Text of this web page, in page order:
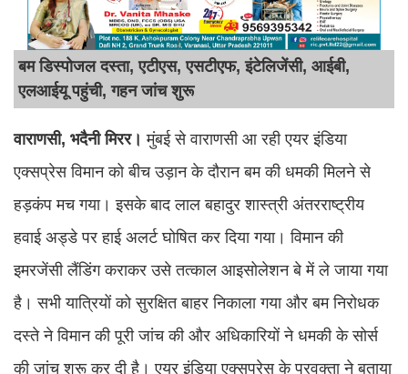
बम डिस्पोजल दस्ता, एटीएस, एसटीएफ, इंटेलिजेंसी, आईबी,
एलआईयू पहुंची, गहन जांच शुरू
वाराणसी, भदैनी मिरर।मुंबई से वाराणसी आ रही एयर इंडिया
एक्सप्रेस विमान को बीच उड़ान के दौरान बम की धमकी मिलने से
हड़कंप मच गया। इसके बाद लाल बहादुर शास्त्री अंतरराष्ट्रीय
हवाई अड्डे पर हाई अलर्ट घोषित कर दिया गया। विमान की
इमरजेंसी लैंडिंग कराकर उसे तत्काल आइसोलेशन बे में ले जाया गया
है। सभी यात्रियों को सुरक्षित बाहर निकाला गया और बम निरोधक
दस्ते ने विमान की पूरी जांच की और अधिकारियों ने धमकी के सोर्स
की जांच शुरू कर दी है। एयर इंडिया एक्सप्रेस के प्रवक्ता ने बताया